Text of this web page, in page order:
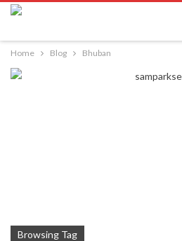
Home Blog Bhuban
Browsing Tag